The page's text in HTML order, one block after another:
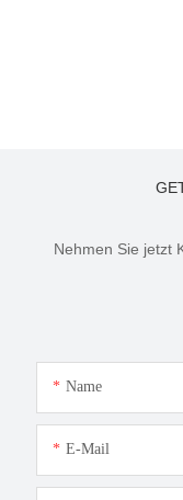
Nehmen Sie jetzt
Name
E-Mail